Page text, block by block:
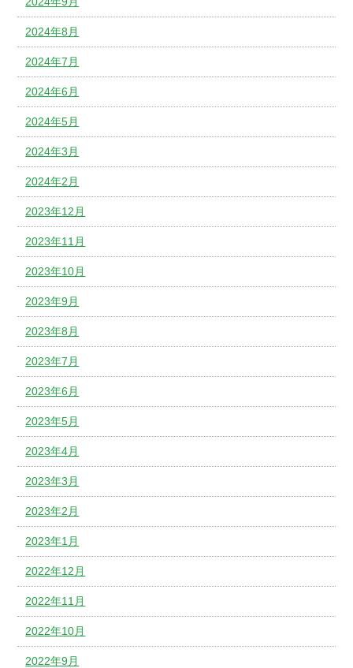
2024年8月
2024年7月
2024年6月
2024年5月
2024年3月
2024年2月
2023年12月
2023年11月
2023年10月
2023年9月
2023年8月
2023年7月
2023年6月
2023年5月
2023年4月
2023年3月
2023年2月
2023年1月
2022年12月
2022年11月
2022年10月
2022年9月